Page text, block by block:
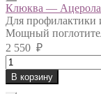
Клюква — Ацерола
Для
Мощный
2 550 ₽
Клюква
-
Ацерола
В корзину